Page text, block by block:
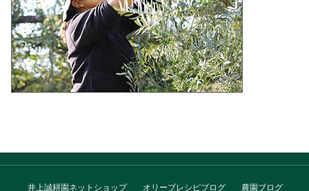
井上誠耕園ネットショップ オリーブレシピブログ 農園ブログ